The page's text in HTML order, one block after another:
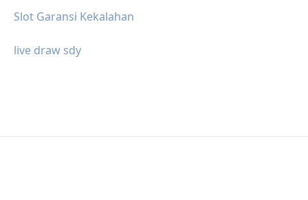
Slot Garansi Kekalahan
live draw sdy